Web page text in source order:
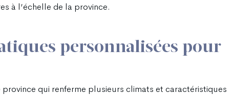
à l’échelle de la province.
personnalisées pour
province qui renferme plusieurs climats et caractéristiques